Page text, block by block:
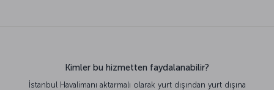
Kimler bu hizmetten faydalanabilir?
İstanbul Havalimanı aktarmalı olarak yurt dışından yurt dışına